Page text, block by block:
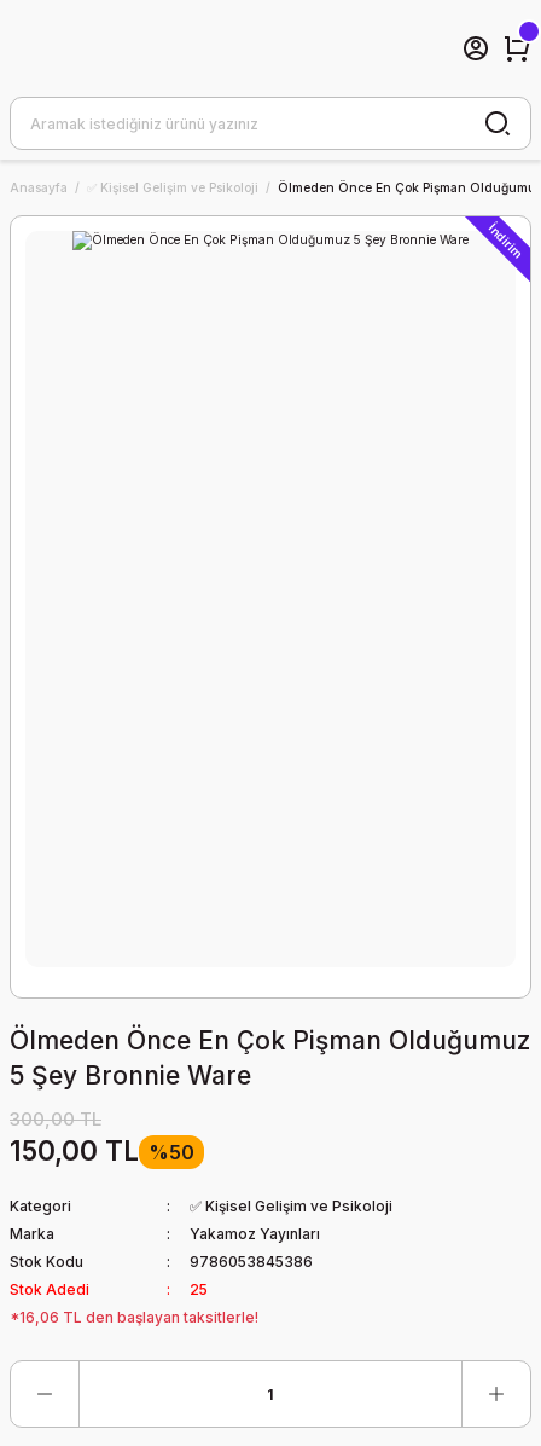
Anasayfa ✅ Kişisel Gelişim ve Psikoloji Ölmeden Önce En Çok Pişman
İndirim
Ölmeden Önce En Çok Pişman Olduğumuz
5 Şey Bronnie Ware
300,00 TL
150,00 TL %50
Kategori
✅ Kişisel Gelişim ve Psikoloji
Marka
Yakamoz Yayınları
Stok Kodu
9786053845386
Stok Adedi
25
*16,06 TL den başlayan taksitlerle!